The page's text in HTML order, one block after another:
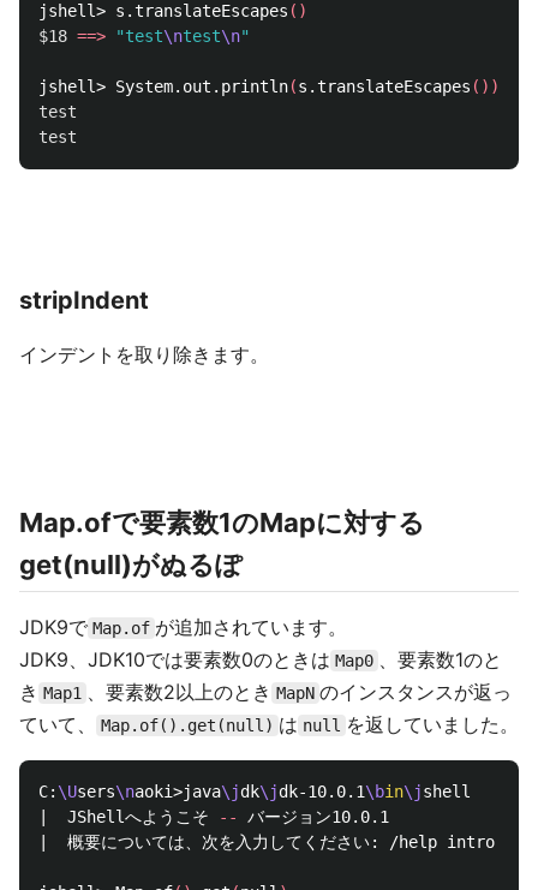
jshell> s.translateEscapes ()
$18 ==> "test\ntest\n"
jshell> System.out.println(s.translateEscapes ())
test
test
stripIndent
インデントを取り除きます。
Map.ofで要素数1のMapに対する
get(null)がぬるぽ
JDK9で Map.of が追加されています。
JDK9、JDK10では要素数0のときは Map0 、要素数1のと
き Map1 、要素数2以上のとき MapN のインスタンスが返っ
ていて、
Map.of().get(null) は null を返していました。
C: \Users\naoki>java\jdk\jdk-10.0.1\bin\jshell
|  JShellへようこそ
--
バージョン10.0.1
|  概要については、次を入力してください: /help intro